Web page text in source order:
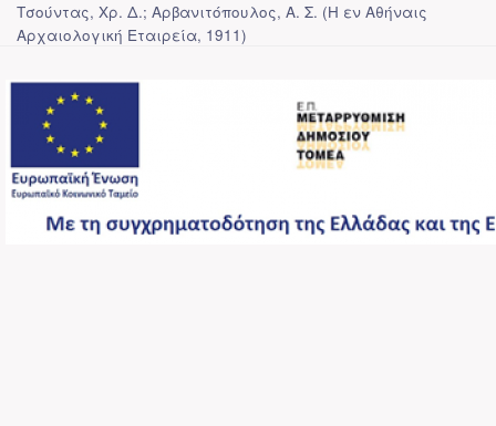
Τσούντας, Χρ. Δ.; Αρβανιτόπουλος, Α. Σ. (Η εν Αθήναις
Αρχαιολογική Εταιρεία, 1911)